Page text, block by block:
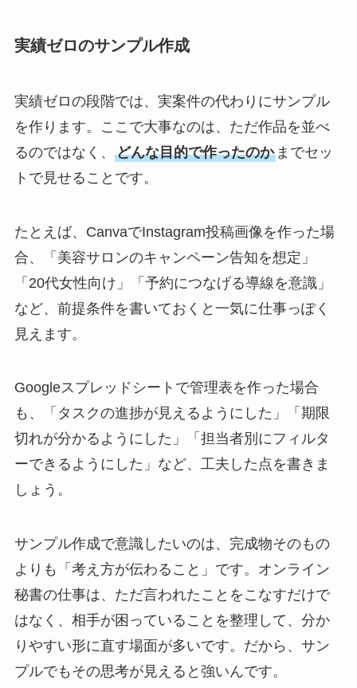
実績ゼロのサンプル作成
実績ゼロの段階では、実案件の代わりにサンプル
を作ります。ここで大事なのは、ただ作品を並べ
るのではなく、 どんな目的で作ったのかまでセッ
トで見せることです。
たとえば、CanvaでInstagram投稿画像を作った場
合、「美容サロンのキャンペーン告知を想定」
「20代女性向け」「予約につなげる導線を意識」
など、前提条件を書いておくと一気に仕事っぽく
見えます。
Googleスプレッドシートで管理表を作った場合
も、「タスクの進捗が見えるようにした」「期限
切れが分かるようにした」「担当者別にフィルタ
ーできるようにした」など、工夫した点を書きま
しょう。
サンプル作成で意識したいのは、完成物そのもの
よりも「考え方が伝わること」です。オンライン
秘書の仕事は、ただ言われたことをこなすだけで
はなく、相手が困っていることを整理して、分か
りやすい形に直す場面が多いです。だから、サン
プルでもその思考が見えると強いんです。